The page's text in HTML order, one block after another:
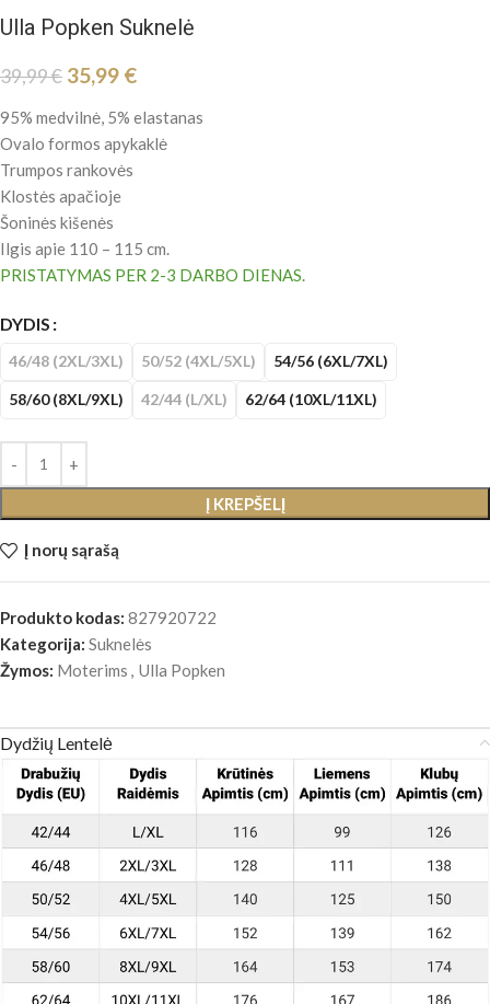
Ulla Popken Suknelė
39,99€ 35,99 €
95% medvilnė, 5% elastanas
Ovalo formos apykaklė
Trumpos rankovės
Klostės apačioje
Šoninės kišenės
Ilgis apie 110 – 115 cm.
PRISTATYMAS PER 2-3 DARBO DIENAS.
DYDIS
46/48 (2XL/3XL) 50/52 (4XL/5XL) 54/56 (6XL/7XL)
58/60 (8XL/9XL) 42/44 (L/XL) 62/64 (10XL/11XL)
Į KREPŠELĮ
Į norų sąrašą
Produkto kodas: 827920722
Kategorija: Suknelės
Žymos: Moterims Ulla Popken
Dydžių Lentelė